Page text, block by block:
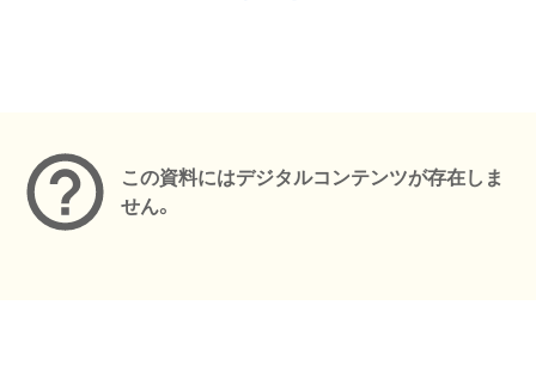
この資料にはデジタルコンテンツが存在しま
せん。